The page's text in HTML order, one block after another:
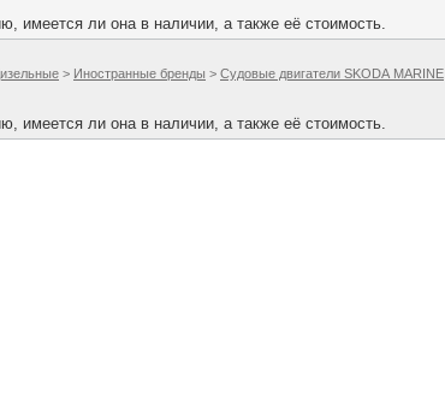
имеется ли она в наличии, а также её стоимость.
> Иностранные бренды > Судовые двигатели SKODA MARINE
имеется ли она в наличии, а также её стоимость.